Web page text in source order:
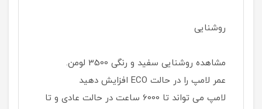
روشنایی
مشاهده روشنایی سفید و رنگی 3500 لومن.
عمر لامپ را در حالت ECO افزایش دهید
لامپ می تواند تا 6000 ساعت در حالت عادی و تا